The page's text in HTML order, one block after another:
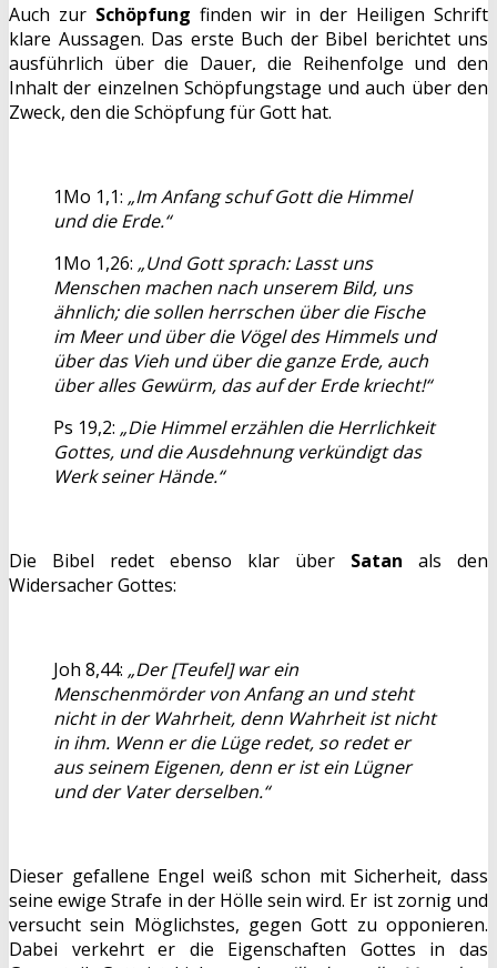
Auch zur Schöpfung finden wir in der Heiligen Schrift
klare Aussagen. Das erste Buch der Bibel berichtet uns
ausführlich über die Dauer, die Reihenfolge und den
Inhalt der einzelnen Schöpfungstage und auch über den
Zweck, den die Schöpfung für Gott hat.
1Mo 1,1: „Im Anfang schuf Gott die Himmel
und die Erde.“
1Mo 1,26: „Und Gott sprach: Lasst uns
Menschen machen nach unserem Bild, uns
ähnlich; die sollen herrschen über die Fische
im Meer und über die Vögel des Himmels und
über das Vieh und über die ganze Erde, auch
über alles Gewürm, das auf der Erde kriecht!“
Ps 19,2: „Die Himmel erzählen die Herrlichkeit
Gottes, und die Ausdehnung verkündigt das
Werk seiner Hände.“
Die Bibel redet ebenso klar über Satan als den
Widersacher Gottes:
Joh 8,44: „Der [Teufel] war ein
Menschenmörder von Anfang an und steht
nicht in der Wahrheit, denn Wahrheit ist nicht
in ihm. Wenn er die Lüge redet, so redet er
aus seinem Eigenen, denn er ist ein Lügner
und der Vater derselben.“
Dieser gefallene Engel weiß schon mit Sicherheit, dass
seine ewige Strafe in der Hölle sein wird. Er ist zornig und
versucht sein Möglichstes, gegen Gott zu opponieren.
Dabei verkehrt er die Eigenschaften Gottes in das